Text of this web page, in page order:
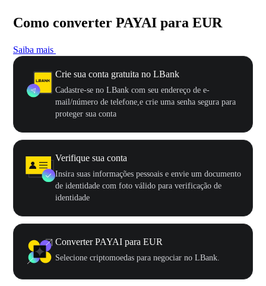
Como converter PAYAI para EUR
Saiba mais
Crie sua conta gratuita no LBank
Cadastre-se no LBank com seu endereço de e-
mail/número de telefone,e crie uma senha segura para
proteger sua conta
Verifique sua conta
Insira suas informações pessoais e envie um documento
de identidade com foto válido para verificação de
identidade
Converter PAYAI para EUR
Selecione criptomoedas para negociar no LBank.